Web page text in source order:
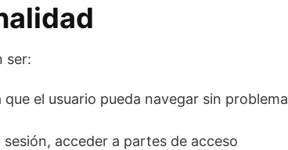
ser:
el usuario pueda navegar sin problema
acceder a partes de acceso